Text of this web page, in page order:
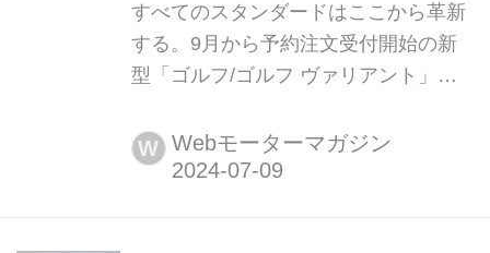
すべてのスタンダードはここから革新
する。9月から予約注文受付開始の新
型「ゴルフ/ゴルフ ヴァリアント」の
【日本のフォルクスワーゲンに新型ラ
ッシュ4】 日本市場に向けて一気にラ
W Webモーターマガジン